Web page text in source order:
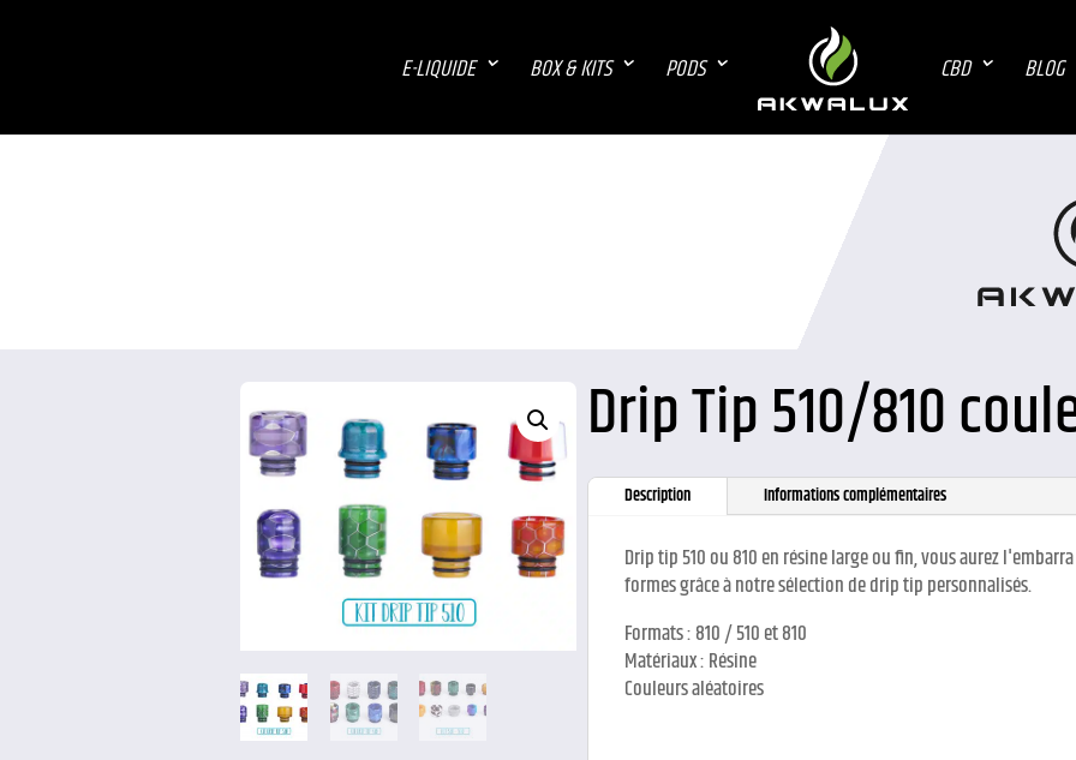
E-LIQUIDE BOX & KITS PODS CBD BLOG
Drip Tip 510/810
Description Informations complémentaires
Drip tip 510 ou 810 en résine large ou fin, vous aurez
formes grâce à notre sélection de drip tip personnalisés.
Formats : 810 / 510 et 810
Matériaux : Résine
Couleurs aléatoires